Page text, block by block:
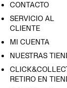
CONTACTO
SERVICIO AL
CLIENTE
MI CUENTA
NUESTRAS
RETIRO EN